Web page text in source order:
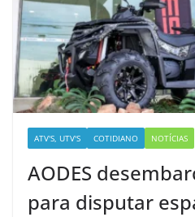
ATV'S, UTV'S COTIDIANO NOTÍCIAS
AODES
para disputar